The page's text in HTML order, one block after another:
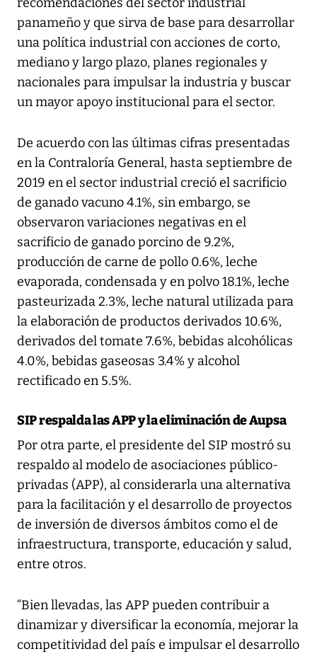
recomendaciones del sector industrial
panameño y que sirva de base para desarrollar
una política industrial con acciones de corto,
mediano y largo plazo, planes regionales y
nacionales para impulsar la industria y buscar
un mayor apoyo institucional para el sector.
De acuerdo con las últimas cifras presentadas
en la Contraloría General, hasta septiembre de
2019 en el sector industrial creció el sacrificio
de ganado vacuno 4.1%, sin embargo, se
observaron variaciones negativas en el
sacrificio de ganado porcino de 9.2%,
producción de carne de pollo 0.6%, leche
evaporada, condensada y en polvo 18.1%, leche
pasteurizada 2.3%, leche natural utilizada para
la elaboración de productos derivados 10.6%,
derivados del tomate 7.6%, bebidas alcohólicas
4.0%, bebidas gaseosas 3.4% y alcohol
rectificado en 5.5%.
SIP respalda las APP y la eliminación de Aupsa
Por otra parte, el presidente del SIP mostró su
respaldo al modelo de asociaciones público-
privadas (APP), al considerarla una alternativa
para la facilitación y el desarrollo de proyectos
de inversión de diversos ámbitos como el de
infraestructura, transporte, educación y salud,
entre otros.
“Bien llevadas, las APP pueden contribuir a
dinamizar y diversificar la economía, mejorar la
competitividad del país e impulsar el desarrollo